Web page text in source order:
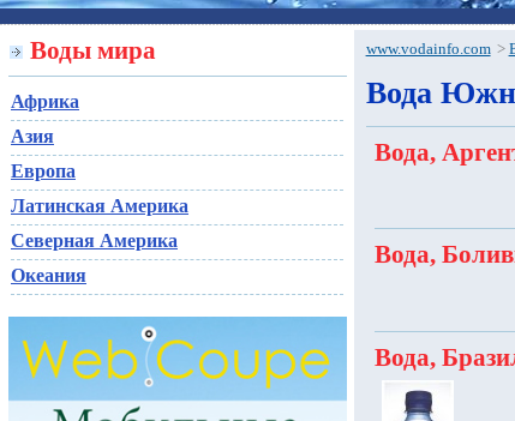
Воды мира
Африка
Азия
Европа
Латинская Америка
Северная Америка
Океания
www.vodainfo.com >
Вода
Вода,
Вода,
Вода,